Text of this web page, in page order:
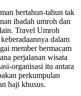
bertahun-tahun tak
ibadah umroh dan
Travel Umroh
dalam
member bermacam
perjalanan wisata
organisasi itu antara
perkumpulan
haji khusus.